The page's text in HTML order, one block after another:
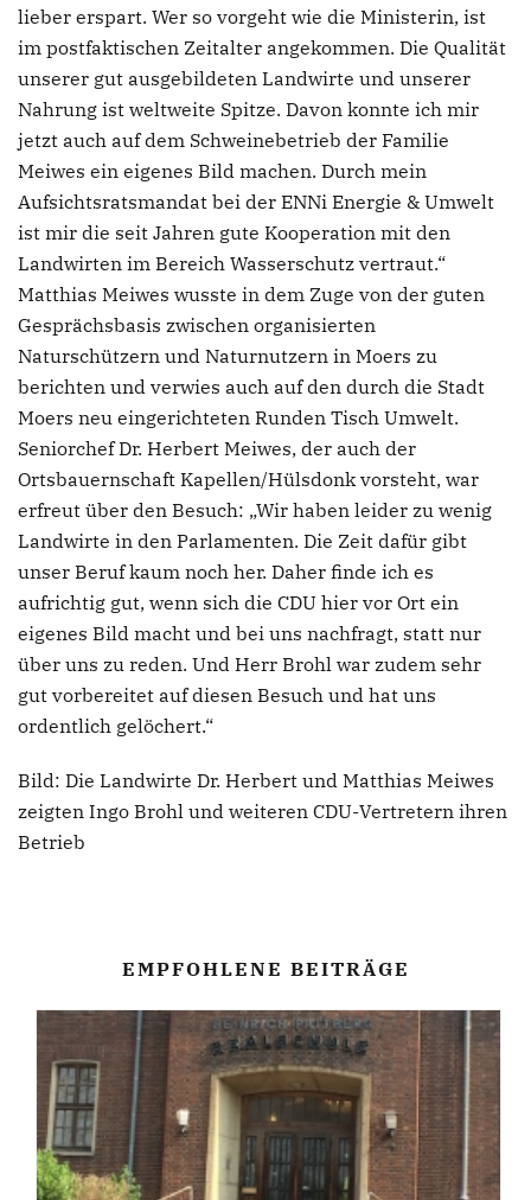
lieber erspart. Wer so vorgeht wie die Ministerin, ist
im postfaktischen Zeitalter angekommen. Die Qualität
unserer gut ausgebildeten Landwirte und unserer
Nahrung ist weltweite Spitze. Davon konnte ich mir
jetzt auch auf dem Schweinebetrieb der Familie
Meiwes ein eigenes Bild machen. Durch mein
Aufsichtsratsmandat bei der ENNi Energie & Umwelt
ist mir die seit Jahren gute Kooperation mit den
Landwirten im Bereich Wasserschutz vertraut.“
Matthias Meiwes wusste in dem Zuge von der guten
Gesprächsbasis zwischen organisierten
Naturschützern und Naturnutzern in Moers zu
berichten und verwies auch auf den durch die Stadt
Moers neu eingerichteten Runden Tisch Umwelt.
Seniorchef Dr. Herbert Meiwes, der auch der
Ortsbauernschaft Kapellen/Hülsdonk vorsteht, war
erfreut über den Besuch: „Wir haben leider zu wenig
Landwirte in den Parlamenten. Die Zeit dafür gibt
unser Beruf kaum noch her. Daher finde ich es
aufrichtig gut, wenn sich die CDU hier vor Ort ein
eigenes Bild macht und bei uns nachfragt, statt nur
über uns zu reden. Und Herr Brohl war zudem sehr
gut vorbereitet auf diesen Besuch und hat uns
ordentlich gelöchert.“
Bild: Die Landwirte Dr. Herbert und Matthias Meiwes
zeigten Ingo Brohl und weiteren CDU-Vertretern ihren
Betrieb
EMPFOHLENE BEITRÄGE